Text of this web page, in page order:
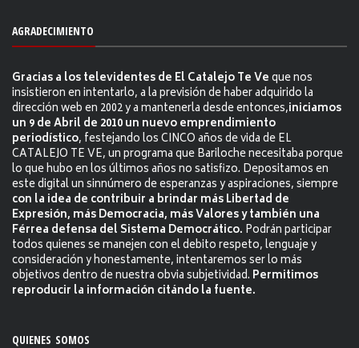
AGRADECIMIENTO
Gracias a los televidentes de El Catalejo Te Veque nos
insistieron en intentarlo, a la previsión de haber adquirido la
dirección web en 2002 y a mantenerla desde entonces,iniciamos
un 9 de Abril de 2010 un nuevo emprendimiento
periodístico, festejando los CINCO años de vida de EL
CATALEJO TE VE, un programa que Bariloche necesitaba porque
lo que hubo en los últimos años no satisfizo. Depositamos en
este digital un sinnúmero de esperanzas y aspiraciones, siempre
con la idea de contribuir a brindar más Libertad de
Expresión, más Democracia, más Valores y también una
Férrea defensa del Sistema Democrático. Podrán participar
todos quienes se manejen con el debito respeto, lenguaje y
consideración y honestamente, intentaremos ser lo más
objetivos dentro de nuestra obvia subjetividad. Permitimos
reproducir la información citándo la fuente.
QUIENES SOMOS